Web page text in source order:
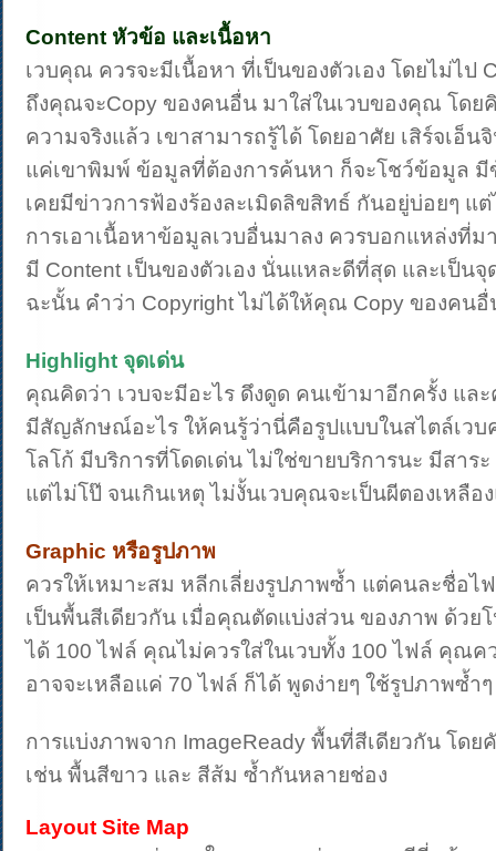
Content หัวข้อ และเนื้อหา
เวบคุณ ควรจะมีเนื้อหา ที่เป็นของตัวเอง โดยไม่ไป
ถึงคุณจะCopy ของคนอื่น มาใส่ในเวบของคุณ โดย
ความจริงแล้ว เขาสามารถรู้ได้ โดยอาศัย เสิร์จเอ็น
แค่เขาพิมพ์ ข้อมูลที่ต้องการค้นหา ก็จะโชว์ข้อมูล
เคยมีข่าวการฟ้องร้องละเมิดลิขสิทธ์ กันอยู่บ่อยๆ แ
การเอาเนื้อหาข้อมูลเวบอื่นมาลง ควรบอกแหล่งที่ม
มี Content เป็นของตัวเอง นั่นแหละดีที่สุด และเป็นจุ
ฉะนั้น คำว่า Copyright ไม่ได้ให้คุณ Copy ของคนอื่
Highlight จุดเด่น
คุณคิดว่า เวบจะมีอะไร ดึงดูด คนเข้ามาอีกครั้ง แล
มีสัญลักษณ์อะไร ให้คนรู้ว่านี่คือรูปแบบในสไตล์เวบ
โลโก้ มีบริการที่โดดเด่น ไม่ใช่ขายบริการนะ มีสาร
แต่ไม่โป๊ จนเกินเหตุ ไม่งั้นเวบคุณจะเป็นผีตองเหลื
Graphic หรือรูปภาพ
ควรให้เหมาะสม หลีกเลี่ยงรูปภาพซํ้า แต่คนละชื่อ
เป็นพื้นสีเดียวกัน เมื่อคุณตัดแบ่งส่วน ของภาพ ด้วยโ
ได้ 100 ไฟล์ คุณไม่ควรใส่ในเวบทั้ง 100 ไฟล์ คุณ
อาจจะเหลือแค่ 70 ไฟล์ ก็ได้ พูดง่ายๆ ใช้รูปภาพซํ้า
การแบ่งภาพจาก ImageReady พื้นที่สีเดียวกัน โดย
เช่น พื้นสีขาว และ สีส้ม ซํ้ากันหลายช่อง
Layout Site Map